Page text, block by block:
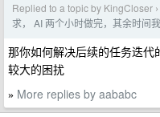
Replied to a topic by KingCloser ›
求， AI 两个小时做完，其余时间
那你如何解决后续的任务迭
较大的困扰
» More replies by aababc